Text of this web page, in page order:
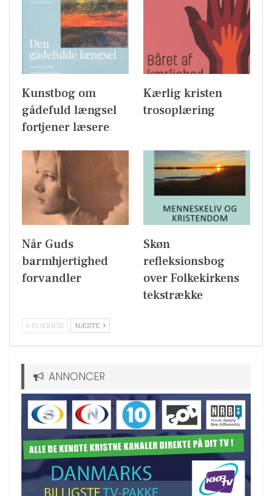
Kunstbog om
gådefuld længsel
fortjener læsere
Kærlig kristen
trosoplæring
Når Guds
barmhjertighed
forvandler
Skøn
refleksionsbog
over Folkekirkens
tekstrække
FORRIGE NÆSTE
ANNONCER